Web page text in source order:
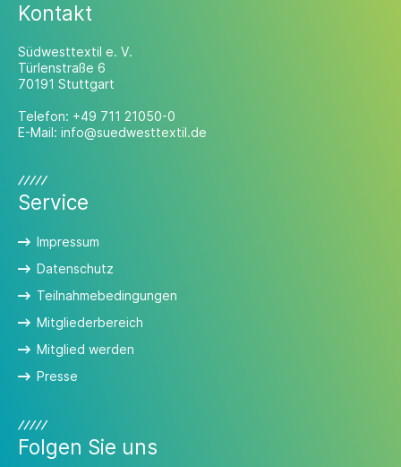
Kontakt
Südwesttextil e. V.
Türlenstraße 6
70191 Stuttgart
Telefon: +49 711 21050-0
E-Mail: info@suedwesttextil.de
Service
Impressum
Datenschutz
Teilnahmebedingungen
Mitgliederbereich
Mitglied werden
Presse
Folgen Sie uns